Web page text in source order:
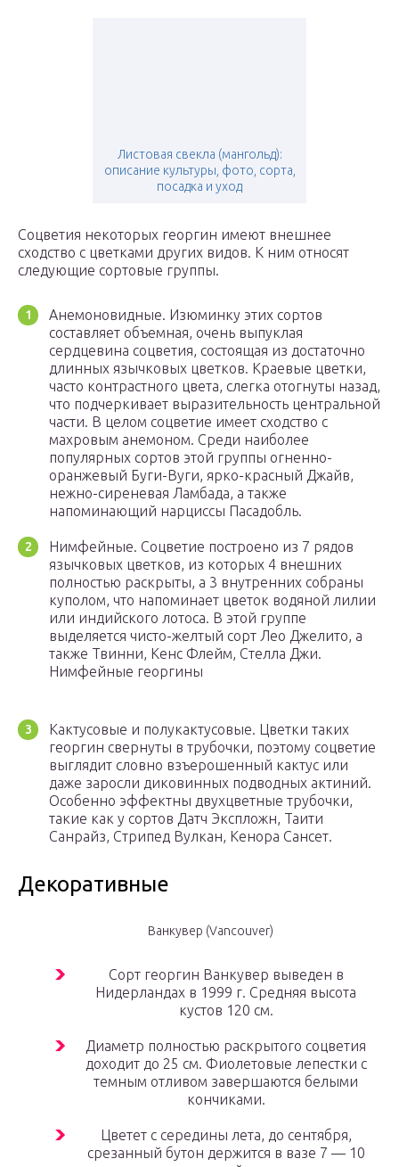
Листовая свекла (мангольд):
описание культуры, фото, сорта,
посадка и уход
Соцветия некоторых георгин имеют внешнее
сходство с цветками других видов. К ним относят
следующие сортовые группы.
Анемоновидные. Изюминку этих сортов
составляет объемная, очень выпуклая
сердцевина соцветия, состоящая из достаточно
длинных язычковых цветков. Краевые цветки,
часто контрастного цвета, слегка отогнуты назад,
что подчеркивает выразительность центральной
части. В целом соцветие имеет сходство с
махровым анемоном. Среди наиболее
популярных сортов этой группы огненно-
оранжевый Буги-Вуги, ярко-красный Джайв,
нежно-сиреневая Ламбада, а также
напоминающий нарциссы Пасадобль.
Нимфейные. Соцветие построено из 7 рядов
язычковых цветков, из которых 4 внешних
полностью раскрыты, а 3 внутренних собраны
куполом, что напоминает цветок водяной лилии
или индийского лотоса. В этой группе
выделяется чисто-желтый сорт Лео Джелито, а
также Твинни, Кенс Флейм, Стелла Джи.
Нимфейные георгины
Кактусовые и полукактусовые. Цветки таких
георгин свернуты в трубочки, поэтому соцветие
выглядит словно взъерошенный кактус или
даже заросли диковинных подводных актиний.
Особенно эффектны двухцветные трубочки,
такие как у сортов Датч Экспложн, Таити
Санрайз, Стрипед Вулкан, Кенора Сансет.
Декоративные
Ванкувер (Vancouver)
Сорт георгин Ванкувер выведен в
Нидерландах в 1999 г. Средняя высота
кустов 120 см.
Диаметр полностью раскрытого соцветия
доходит до 25 см. Фиолетовые лепестки с
темным отливом завершаются белыми
кончиками.
Цветет с середины лета, до сентября,
срезанный бутон держится в вазе 7 — 10